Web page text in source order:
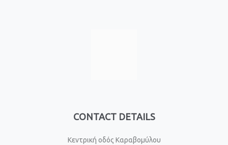
CONTACT DETAILS
Κεντρική οδός Καραβομύλου